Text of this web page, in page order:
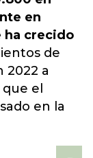
en
ha crecido
de
2022 a
el
en la